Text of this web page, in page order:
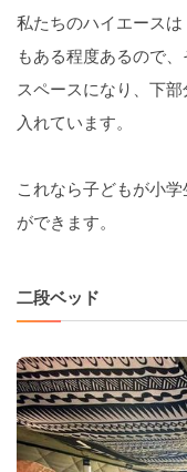
私たちのハイエース
もある程度あるので
スペースになり、下
入れています。
これなら子どもが小
ができます。
二段ベッド